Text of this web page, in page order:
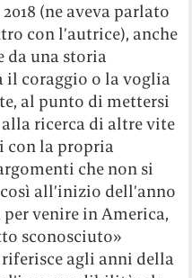
(ne aveva parlato
con l’autrice), anche
da una storia
il coraggio o la voglia
al punto di mettersi
ricerca di altre vite
con la propria
che non si
all’inizio dell’anno
venire in America,
sconosciuto»
agli anni della